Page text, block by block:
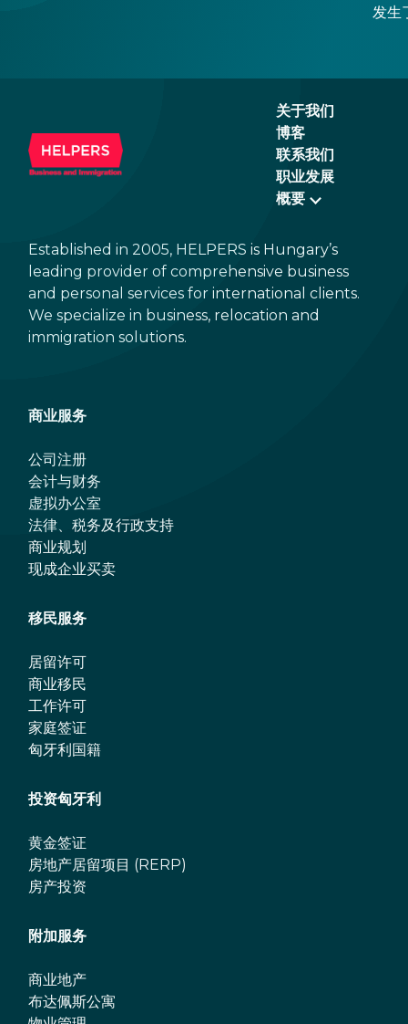
发生
关于我们
博客
联系我们
职业发展
概要
Established in 2005, HELPERS is Hungary’s
leading provider of comprehensive business
and personal services for international clients.
We specialize in business, relocation and
immigration solutions.
商业服务
公司注册
会计与财务
虚拟办公室
法律、税务及行政支持
商业规划
现成企业买卖
移民服务
居留许可
商业移民
工作许可
家庭签证
匈牙利国籍
投资匈牙利
黄金签证
房地产居留项目 (RERP)
房产投资
附加服务
商业地产
布达佩斯公寓